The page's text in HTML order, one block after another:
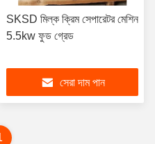
SKSD মিল্ক ক্রিম সেপারেটর মেশিন
5.5kw ফুড গ্রেড
সেরা দাম পান